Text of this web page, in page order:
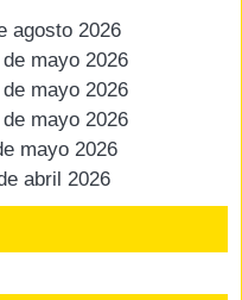
agosto 2026
mayo 2026
mayo 2026
mayo 2026
mayo 2026
abril 2026